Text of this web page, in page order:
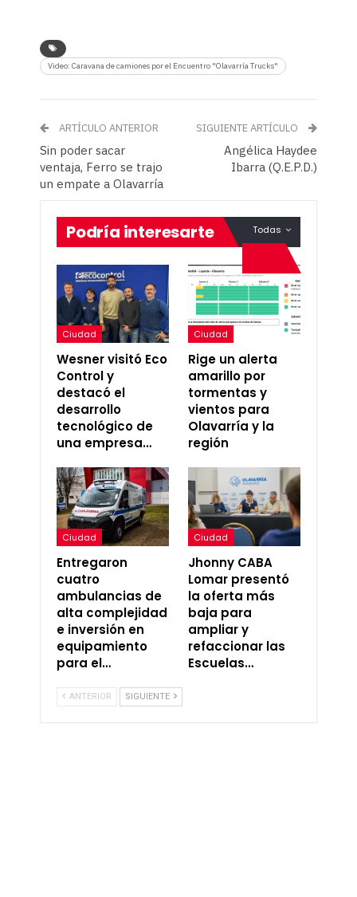
Video: Caravana de camiones por el Encuentro "Olavarría Trucks"
ARTÍCULO ANTERIOR
Sin poder sacar
ventaja, Ferro se trajo
un empate a Olavarría
SIGUIENTE ARTÍCULO
Angélica Haydee
Ibarra (Q.E.P.D.)
Todas
Podría interesarte
Ciudad
Wesner visitó Eco
Control y
destacó el
desarrollo
tecnológico de
una empresa…
Ciudad
Rige un alerta
amarillo por
tormentas y
vientos para
Olavarría y la
región
Ciudad
Entregaron
cuatro
ambulancias de
alta complejidad
e inversión en
equipamiento
para el…
Ciudad
Jhonny CABA
Lomar presentó
la oferta más
baja para
ampliar y
refaccionar las
Escuelas…
ANTERIOR SIGUIENTE